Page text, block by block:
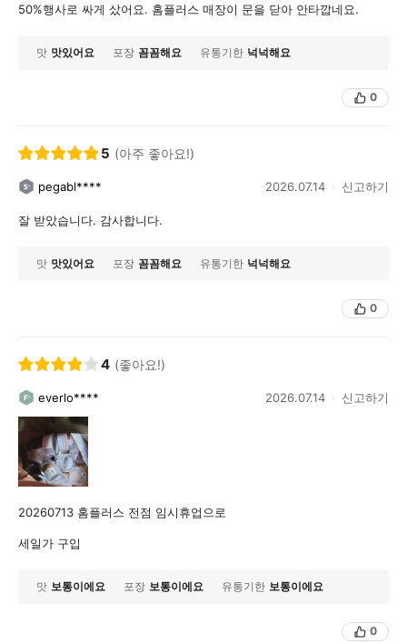
50%행사로 싸게 샀어요. 홈플러스 매장이 문을 닫아 안타깝네요.
맛 맛있어요 포장 꼼꼼해요 유통기한 넉넉해요
0
5 (아주 좋아요!)
pegabl**** 2026.07.14 신고하기
잘 받았습니다. 감사합니다.
맛 맛있어요 포장 꼼꼼해요 유통기한 넉넉해요
0
4 (좋아요!)
everlo**** 2026.07.14 신고하기
20260713 홈플러스 전점 임시휴업으로
세일가 구입
맛 보통이에요 포장 보통이에요 유통기한 보통이에요
0